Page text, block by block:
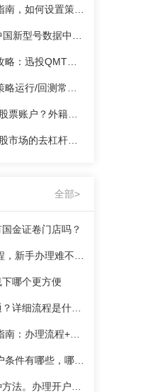
全部>
金证卷门店吗？
哪个更方便